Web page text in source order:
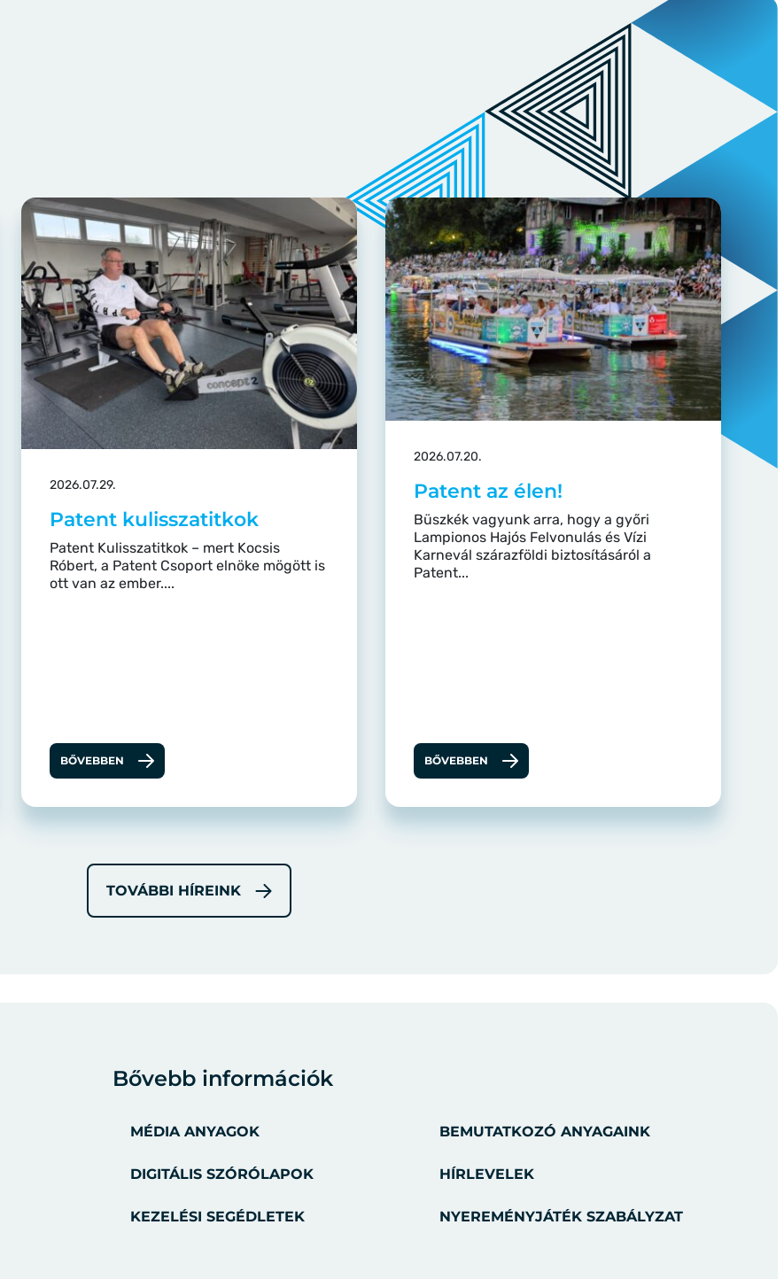
2026.07.29.
Patent kulisszatitkok
Patent Kulisszatitkok – mert Kocsis
Róbert, a Patent Csoport elnöke mögött is
ott van az ember....
BŐVEBBEN
2026.07.20.
Patent az élen!
Büszkék vagyunk arra, hogy a győri
Lampionos Hajós Felvonulás és Vízi
Karnevál szárazföldi biztosításáról a
Patent...
BŐVEBBEN
TOVÁBBI HÍREINK
Bővebb információk
MÉDIA ANYAGOK
DIGITÁLIS SZÓRÓLAPOK
KEZELÉSI SEGÉDLETEK
BEMUTATKOZÓ ANYAGAINK
HÍRLEVELEK
NYEREMÉNYJÁTÉK SZABÁLYZAT